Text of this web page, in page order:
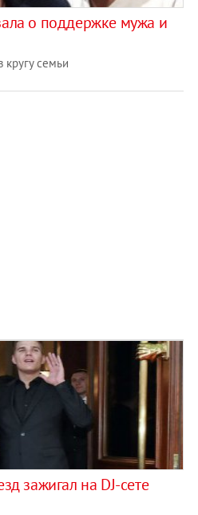
о поддержке мужа и
кругу семьи
зажигал на DJ-сете